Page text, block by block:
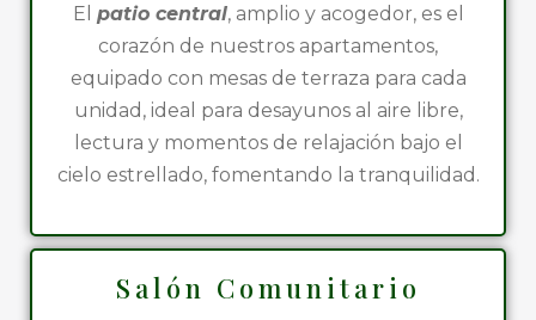
El patio central, amplio y acogedor, es el
corazón de nuestros apartamentos,
equipado con mesas de terraza para cada
unidad, ideal para desayunos al aire libre,
lectura y momentos de relajación bajo el
cielo estrellado, fomentando la tranquilidad.
Salón Comunitario